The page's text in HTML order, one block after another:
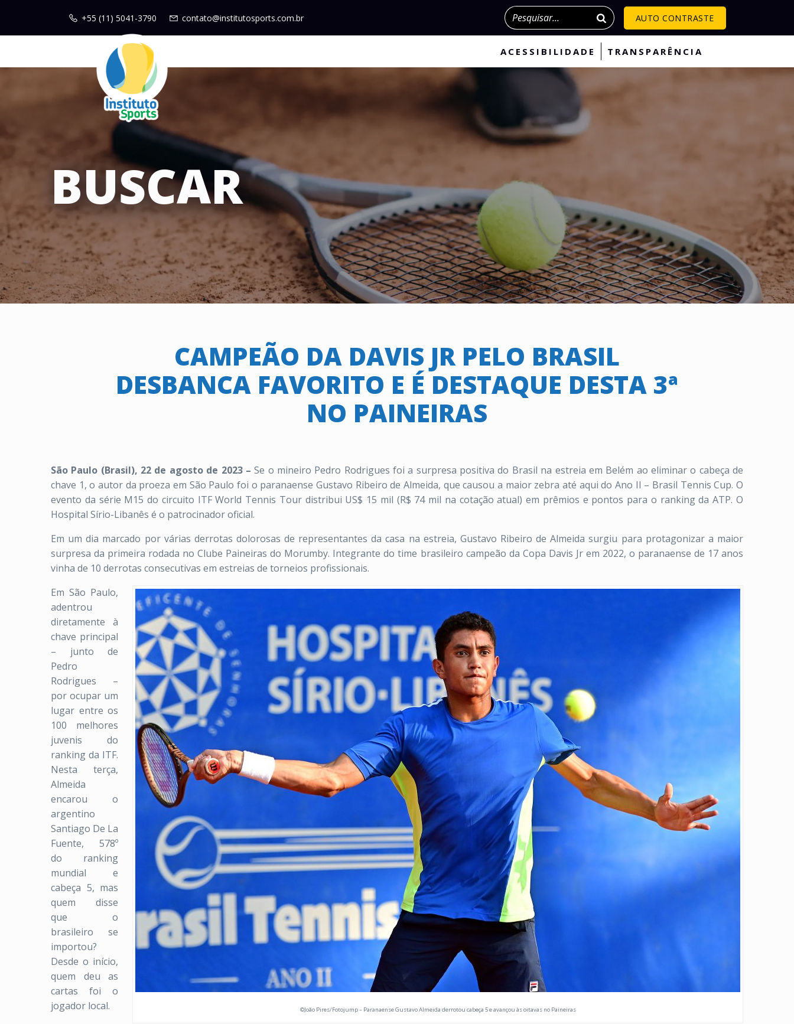
+55 (11) 5041-3790 contato@institutosports.com.br Pesquisar AUTO CONTRASTE
ACESSIBILIDADE TRANSPARÊNCIA
BUSCAR
CAMPEÃO DA DAVIS JR PELO BRASIL
DESBANCA FAVORITO E É DESTAQUE DESTA 3ª
NO PAINEIRAS
São Paulo (Brasil), 22 de agosto de 2023 –Se o mineiro Pedro Rodrigues foi a surpresa positiva do Brasil na estreia em Belém ao eliminar o cabeça de
chave 1, o autor da proeza em São Paulo foi o paranaense Gustavo Ribeiro de Almeida, que causou a maior zebra até aqui do Ano II – Brasil Tennis Cup. O
evento da série M15 do circuito ITF World Tennis Tour distribui US$ 15 mil (R$ 74 mil na cotação atual) em prêmios e pontos para o ranking da ATP. O
Hospital Sírio-Libanês é o patrocinador oficial.
Em um dia marcado por várias derrotas dolorosas de representantes da casa na estreia, Gustavo Ribeiro de Almeida surgiu para protagonizar a maior
surpresa da primeira rodada no Clube Paineiras do Morumby. Integrante do time brasileiro campeão da Copa Davis Jr em 2022, o paranaense de 17 anos
vinha de 10 derrotas consecutivas em estreias de torneios profissionais.
©João Pires/Fotojump – Paranaense Gustavo Almeida derrotou cabeça 5 e avançou às oitavas no Paineiras
Em São Paulo,
adentrou
diretamente à
chave principal
– junto de
Pedro
Rodrigues –
por ocupar um
lugar entre os
100 melhores
juvenis do
ranking da ITF.
Nesta terça,
Almeida
encarou o
argentino
Santiago De La
Fuente, 578º
do ranking
mundial e
cabeça 5, mas
quem disse
que o
brasileiro se
importou?
Desde o início,
quem deu as
cartas foi o
jogador local.